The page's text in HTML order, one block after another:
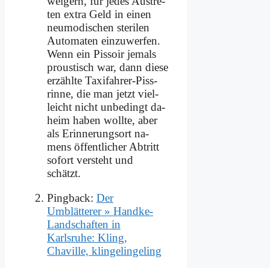
ten ex­tra Geld in ei­nen
neu­mo­di­schen ste­ri­len
Au­to­ma­ten ein­zu­wer­fen.
Wenn ein Pis­soir je­mals
prou­stisch war, dann die­se
er­zähl­te Ta­xi­fah­rer-Piss­
rin­ne, die man jetzt viel­
leicht nicht un­be­dingt da­
heim ha­ben woll­te, aber
als Er­in­ne­rungs­ort na­
mens öf­fent­li­cher Ab­tritt
so­fort ver­steht und
schätzt.
Pingback: Der
Umblätterer » Handke-
Landschaften in
Karlsruhe: Kling,
Chaville, klingelingeling